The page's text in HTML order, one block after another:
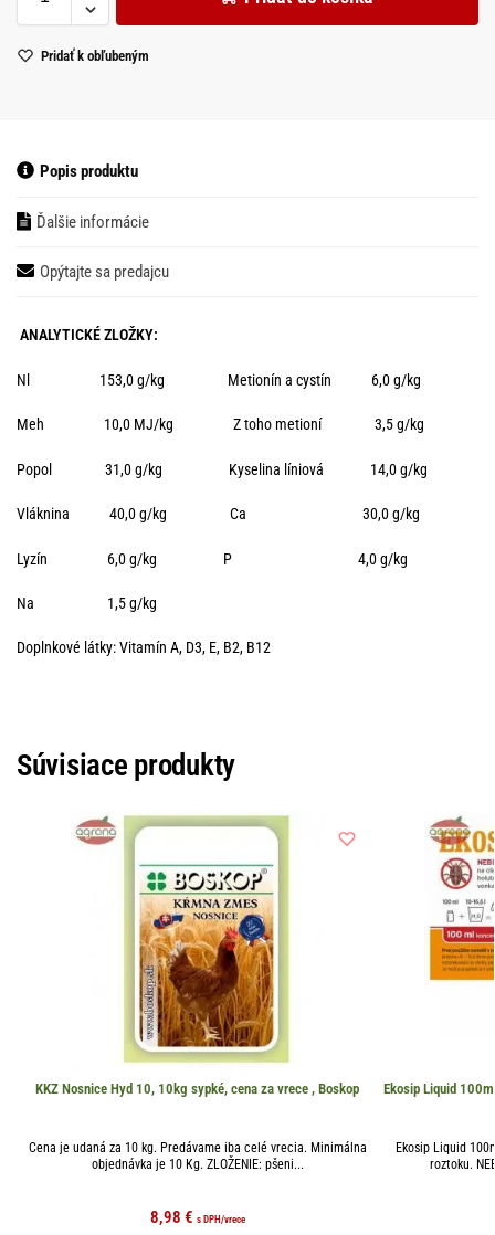
Pridať k obľubeným
Popis produktu
Ďalšie informácie
Opýtajte sa predajcu
ANALYTICKÉ ZLOŽKY:
Nl 153,0 g/kg Metionín a cystín 6,0 g/kg
Meh 10,0 MJ/kg Z toho metioní 3,5 g/kg
Popol 31,0 g/kg Kyselina líniová 14,0 g/kg
Vláknina 40,0 g/kg Ca 30,0 g/kg
Lyzín 6,0 g/kg P 4,0 g/kg
Na 1,5 g/kg
Doplnkové látky: Vitamín A, D3, E, B2, B12
Súvisiace produkty
KKZ Nosnice Hyd 10, 10kg sypké, cena za vrece , Boskop
Cena je udaná za 10 kg. Predávame iba celé vrecia. Minimálna
objednávka je 10 Kg. ZLOŽENIE: pšeni...
8,98 € s DPH /vrece
Ekosip Liquid
Ekosip Liquid
roztoku.